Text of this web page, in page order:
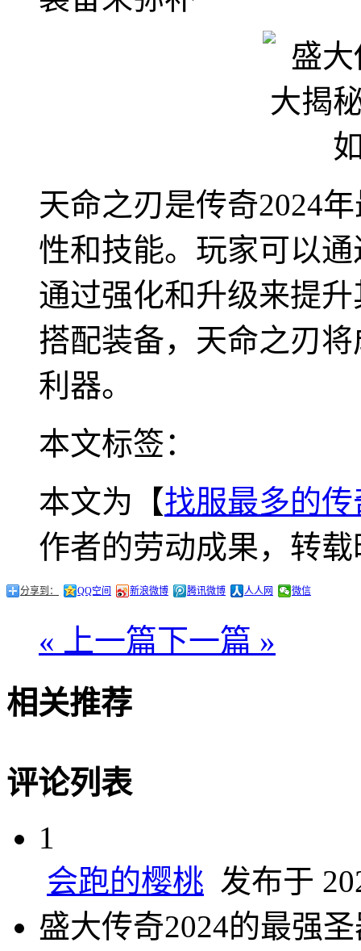
天命之刃是传奇2024
性和技能。玩家可以
通过强化和升级来提
搭配装备，天命之刃
利器。
本文标签：
本文为【找服最多的
作者的劳动成果，转
分享到： QQ空间 新浪微博 腾讯微博 人人网 微信
« 上一篇下一篇 »
相关推荐
评论列表
1
会跑的樱桃 发布于
盛大传奇2024的最强